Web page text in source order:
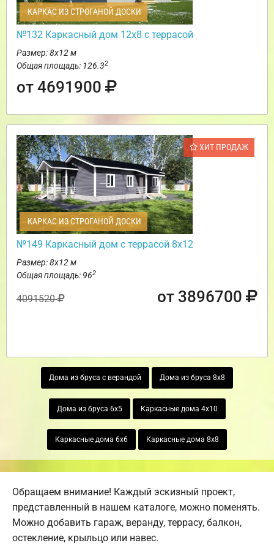
КАРКАС ИЗ СТРОГАНОЙ ДОСКИ
№132 Каркасный дом 12х8 с террасой
Размер: 8х12 м
Общая площадь: 126.32
от 4691900
ХИТ ПРОДАЖ
КАРКАС ИЗ СТРОГАНОЙ ДОСКИ
№149 Каркасный дом с террасой 8х12
Размер: 8х12 м
Общая площадь: 962
4091520 от 3896700
Дома из бруса с верандой Дома из бруса 8х8
Дома из бруса 6х5 Каркасные дома 4х10
Каркасные дома 6х6 Каркасные дома 8х8
Обращаем внимание! Каждый эскизный проект,
представленный в нашем каталоге, можно поменять.
Можно добавить гараж, веранду, террасу, балкон,
остекление, крыльцо или навес.